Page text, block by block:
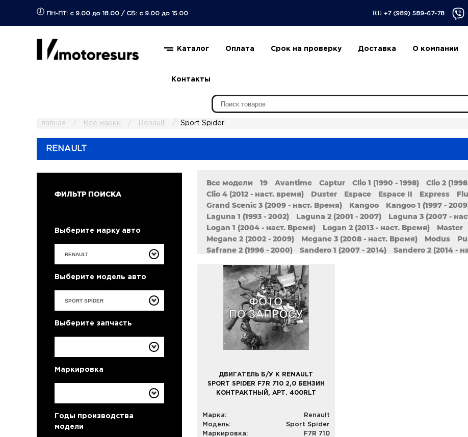
ПН-ПТ: с 9.00 до 18.00 / СБ: с 9.00 до 15.00 RU +7 (989) 589-67-78
Каталог Оплата Срок на проверку Доставка О компании
Контакты
Главная Все марки Renault Sport Spider
RENAULT
ФИЛЬТР ПОИСКА
Выберите марку авто
Выберите модель авто
Выберите запчасть
Маркировка
Годы производства
модели
Все модели 19 Avantime Captur Clio 1 (1990 - 1998) Clio 2
Clio 4 (2012 - наст. время)
Duster Espace Espace II Express
Grand Scenic 3 (2009 - наст. Время)
Kangoo Kangoo 1 (1997 -
Laguna 1 (1993 - 2002)
Laguna 2 (2001 - 2007) Laguna 3 (2007 -
Logan 1 (2004 - наст. Время)
Logan 2 (2013 - наст. Время) Master
Megane 2 (2002 - 2009)
Megane 3 (2008 - наст. Время) Modus
Safrane 2 (1996 - 2000)
Sandero 1 (2007 - 2014) Sandero 2 (2014 -
Symbol / Thalia 2 (2008 - наст. Время)
Twingo 2 (2007 - 2014)
Twingo 3 (2014 - наст. Время)
ДВИГАТЕЛЬ Б/У К RENAULT
SPORT SPIDER F7R 710 2,0 БЕНЗИН
КОНТРАКТНЫЙ, АРТ. 400RLT
Марка:
Renault
Модель:
Sport Spider
Маркировка:
F7R 710